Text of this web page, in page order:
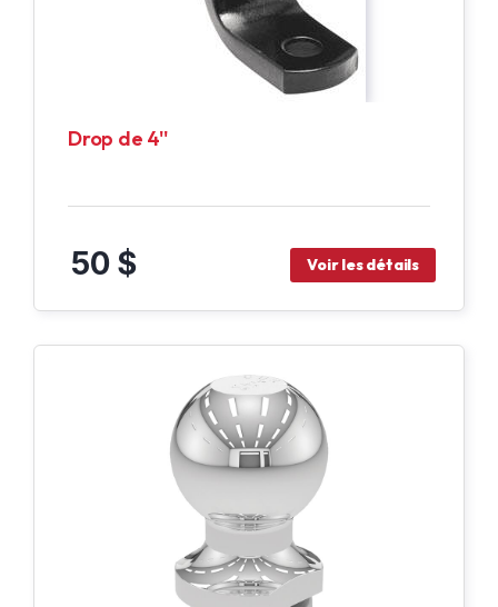
Drop de 4''
50 $ Voir les détails